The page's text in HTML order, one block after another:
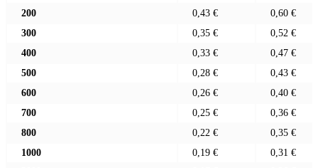
200
0,43 €
0,60 €
300
0,35 €
0,52 €
400
0,33 €
0,47 €
500
0,28 €
0,43 €
600
0,26 €
0,40 €
700
0,25 €
0,36 €
800
0,22 €
0,35 €
1000
0,19 €
0,31 €